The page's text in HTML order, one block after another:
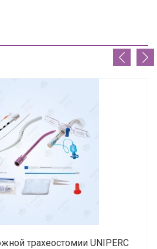
трахеостомии UNIPERC